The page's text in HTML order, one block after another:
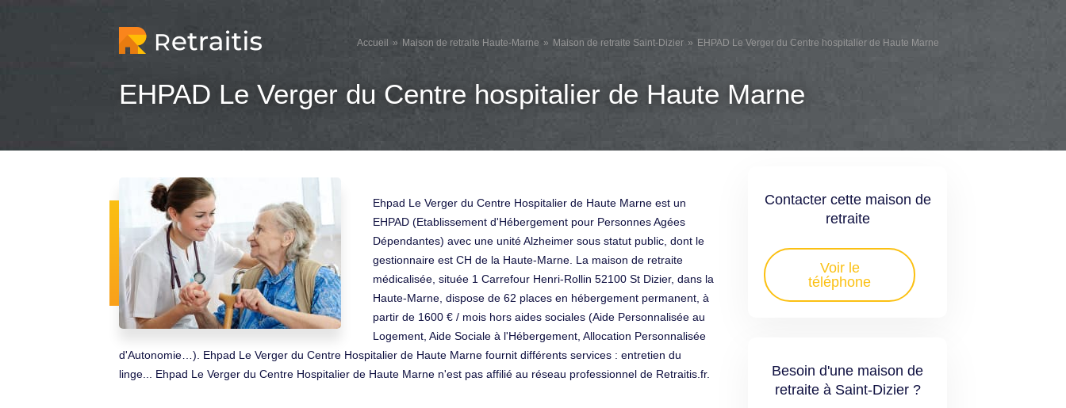
Accueil Maison de retraite Haute-Marne Maison de retraite Saint-Dizier EHPAD Le Verger du Centre hospitalier de Haute Marne
EHPAD Le Verger du Centre hospitalier de Haute Marne
Contacter cette maison de
retraite
Voir le
téléphone
Besoin d'une maison de
retraite à Saint-Dizier ?
Ehpad Le Verger du Centre Hospitalier de Haute Marne est un
EHPAD (Etablissement d'Hébergement pour Personnes Agées
Dépendantes) avec une unité Alzheimer sous statut public, dont le
gestionnaire est CH de la Haute-Marne. La maison de retraite
médicalisée, située 1 Carrefour Henri-Rollin 52100 St Dizier, dans la
Haute-Marne, dispose de 62 places en hébergement permanent, à
partir de 1600 € / mois hors aides sociales (Aide Personnalisée au
Logement, Aide Sociale à l'Hébergement, Allocation Personnalisée
d'Autonomie…). Ehpad Le Verger du Centre Hospitalier de Haute Marne fournit différents services : entretien du
linge... Ehpad Le Verger du Centre Hospitalier de Haute Marne n'est pas affilié au réseau professionnel de Retraitis.fr.